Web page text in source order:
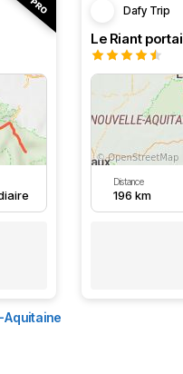
Dafy Trip
Le Riant
Distance
196 km